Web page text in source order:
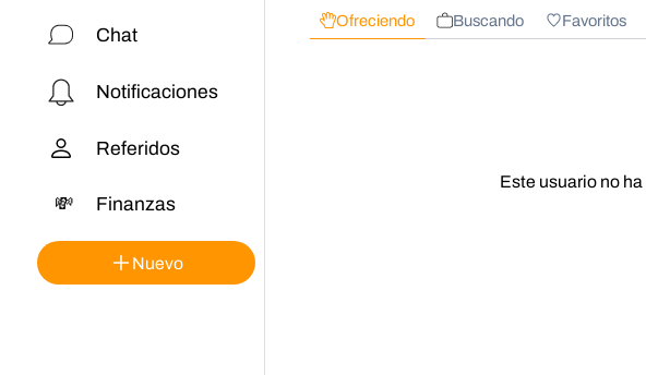
Chat
Notificaciones
Referidos
💸 Finanzas
Nuevo
Ofreciendo Buscando Favoritos
Este usuario no